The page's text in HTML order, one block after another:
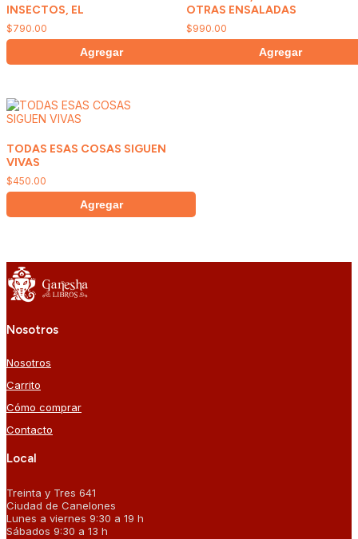
INSECTOS, EL
$790.00
Agregar
OTRAS ENSALADAS
$990.00
Agregar
TODAS ESAS COSAS SIGUEN
VIVAS
$450.00
Agregar
Nosotros
Nosotros
Carrito
Cómo comprar
Contacto
Local
Treinta y Tres 641
Ciudad de Canelones
Lunes a viernes 9:30 a 19 h
Sábados 9:30 a 13 h